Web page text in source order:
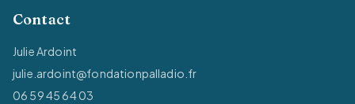
Contact
Julie Ardoint
julie.ardoint@fondationpalladio.fr
06 59 45 64 03